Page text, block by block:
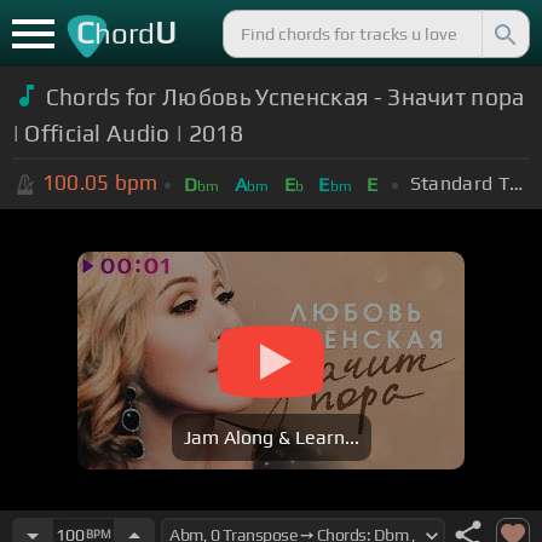
ChordU
Chords for Любовь Успенская - Значит пора
| Official Audio | 2018
100.05 bpm Dbm Abm Eb Ebm E Standard Tuning (EADGBE)
Jam Along & Learn...
100BPM